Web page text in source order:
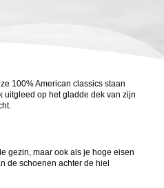
100% American classics staan
uitgleed op het gladde dek van zijn
gezin, maar ook als je hoge eisen
de schoenen achter de hiel